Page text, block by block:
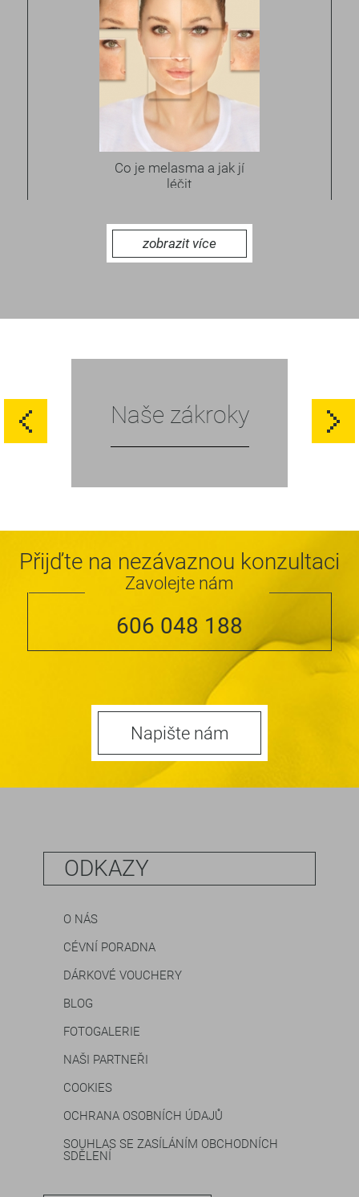
Co je melasma a jak jí
léčit
zobrazit více
Naše zákroky
Přijďte na nezávaznou konzultaci
Zavolejte nám
606 048 188
Napište nám
ODKAZY
O NÁS
CÉVNÍ PORADNA
DÁRKOVÉ VOUCHERY
BLOG
FOTOGALERIE
NAŠI PARTNEŘI
COOKIES
OCHRANA OSOBNÍCH ÚDAJŮ
SOUHLAS SE ZASÍLÁNÍM OBCHODNÍCH
SDĚLENÍ